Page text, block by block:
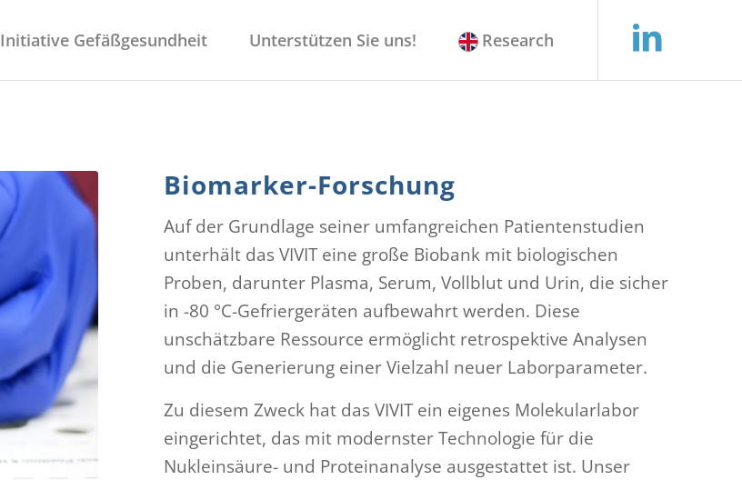
Initiative Gefäßgesundheit Unterstützen Sie uns! Research
Biomarker-Forschung
Auf der Grundlage seiner umfangreichen Patientenstudien
unterhält das VIVIT eine große Biobank mit biologischen
Proben, darunter Plasma, Serum, Vollblut und Urin, die sicher
in -80 °C-Gefriergeräten aufbewahrt werden. Diese
unschätzbare Ressource ermöglicht retrospektive Analysen
und die Generierung einer Vielzahl neuer Laborparameter.
Zu diesem Zweck hat das VIVIT ein eigenes Molekularlabor
eingerichtet, das mit modernster Technologie für die
Nukleinsäure- und Proteinanalyse ausgestattet ist. Unser